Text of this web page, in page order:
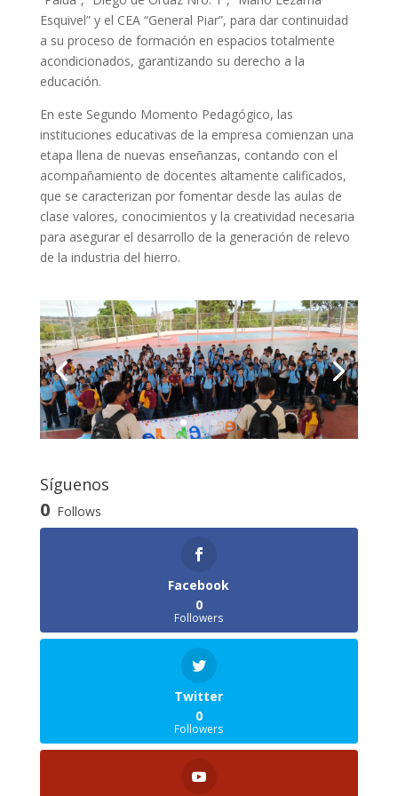
Esquivel” y el CEA “General Piar”, para dar continuidad
a su proceso de formación en espacios totalmente
acondicionados, garantizando su derecho a la
educación.
En este Segundo Momento Pedagógico, las
instituciones educativas de la empresa comienzan una
etapa llena de nuevas enseñanzas, contando con el
acompañamiento de docentes altamente calificados,
que se caracterizan por fomentar desde las aulas de
clase valores, conocimientos y la creatividad necesaria
para asegurar el desarrollo de la generación de relevo
de la industria del hierro.
Síguenos
0 Follows
Facebook
0
Followers
Twitter
0
Followers